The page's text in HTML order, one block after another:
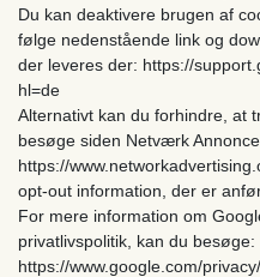
Du kan deaktivere brugen af
følge nedenstående link og
der leveres der: https://
hl=de
Alternativt kan du forhindre, at
besøge siden Netværk
https://
opt-out information, der er
For mere information om
privatlivspolitik, kan du besøge:
https://www.google.com/